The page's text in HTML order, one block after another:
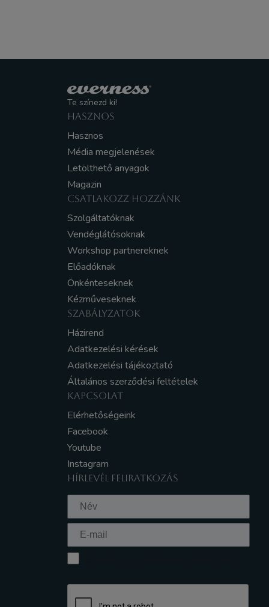
Te színezd ki!
HASZNOS
Hasznos
Média megjelenések
Letölthető anyagok
Magazin
CSATLAKOZZ HOZZÁNK
Szolgáltatóknak
Vendéglátósoknak
Workshop partnereknek
Előadóknak
Önkénteseknek
Kézműveseknek
SZABÁLYZATOK
Házirend
Adatkezelési kérések
Adatkezelési tájékoztató
Általános szerződési feltételek
KAPCSOLAT
Elérhetőségeink
Facebook
Youtube
Instagram
HÍRLEVÉL FELIRATKOZÁS